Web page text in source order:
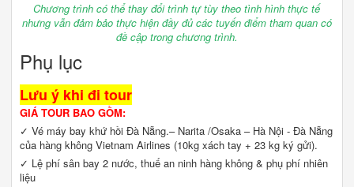
Chương trình có thể thay đổi trình tự tùy theo tình hình thực tế
nhưng vẫn đảm bảo thực hiện đầy đủ các tuyến điểm tham quan có
đề cập trong chương trình.
Phụ lục
Lưu ý khi đi tour
GIÁ TOUR BAO GỒM:
✓ Vé máy bay khứ hồi Đà Nẵng.– Narita /Osaka – Hà Nội - Đà Nẵng
của hàng không Vietnam Airlines (10kg xách tay + 23 kg ký gửi).
✓ Lệ phí sân bay 2 nước, thuế an ninh hàng không & phụ phí nhiên
liệu